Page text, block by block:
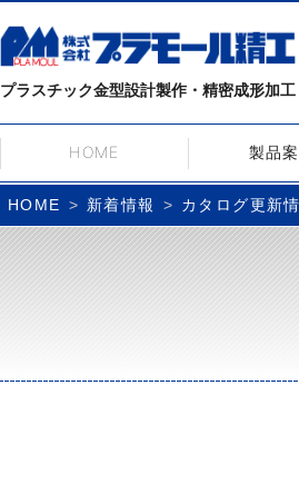
プラスチック金型設計製作・精密成形加工
HOME 製品
HOME 新着情報 カタログ更新